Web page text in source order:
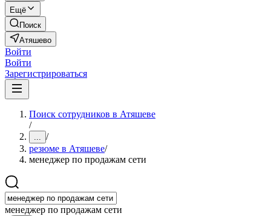
Ещё
Поиск
Атяшево
Войти
Войти
Зарегистрироваться
Поиск сотрудников в Атяшеве
/
... /
резюме в Атяшеве/
менеджер по продажам сети
менеджер по продажам сети